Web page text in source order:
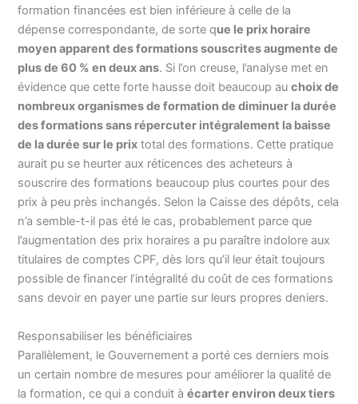
formation financées est bien inférieure à celle de la
dépense correspondante, de sorte que le prix horaire
moyen apparent des formations souscrites augmente de
plus de 60 % en deux ans. Si l’on creuse, l’analyse met en
évidence que cette forte hausse doit beaucoup auchoix de
nombreux organismes de formation de diminuer la durée
des formations sans répercuter intégralement la baisse
de la durée sur le prix total des formations. Cette pratique
aurait pu se heurter aux réticences des acheteurs à
souscrire des formations beaucoup plus courtes pour des
prix à peu près inchangés. Selon la Caisse des dépôts, cela
n’a semble-t-il pas été le cas, probablement parce que
l’augmentation des prix horaires a pu paraître indolore aux
titulaires de comptes CPF, dès lors qu’il leur était toujours
possible de financer l’intégralité du coût de ces formations
sans devoir en payer une partie sur leurs propres deniers.
Responsabiliser les bénéficiaires
Parallèlement, le Gouvernement a porté ces derniers mois
un certain nombre de mesures pour améliorer la qualité de
la formation, ce qui a conduit àécarter environ deux tiers